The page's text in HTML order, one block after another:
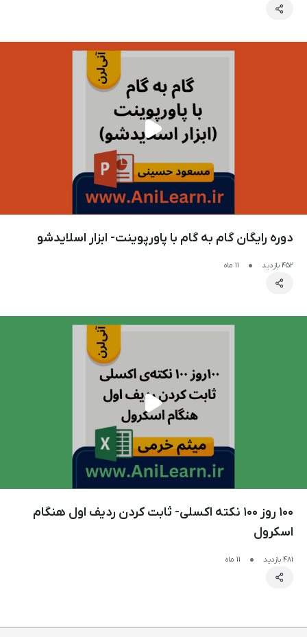
دوره رایگان گام به گام با پاورپوینت- ابزار اسلایدشو
452 بازدید
۱۰۰ روز ۱۰۰ نکته اکسلی- ثابت کردن ردیف اول هنگام
اسکرول
481 بازدید